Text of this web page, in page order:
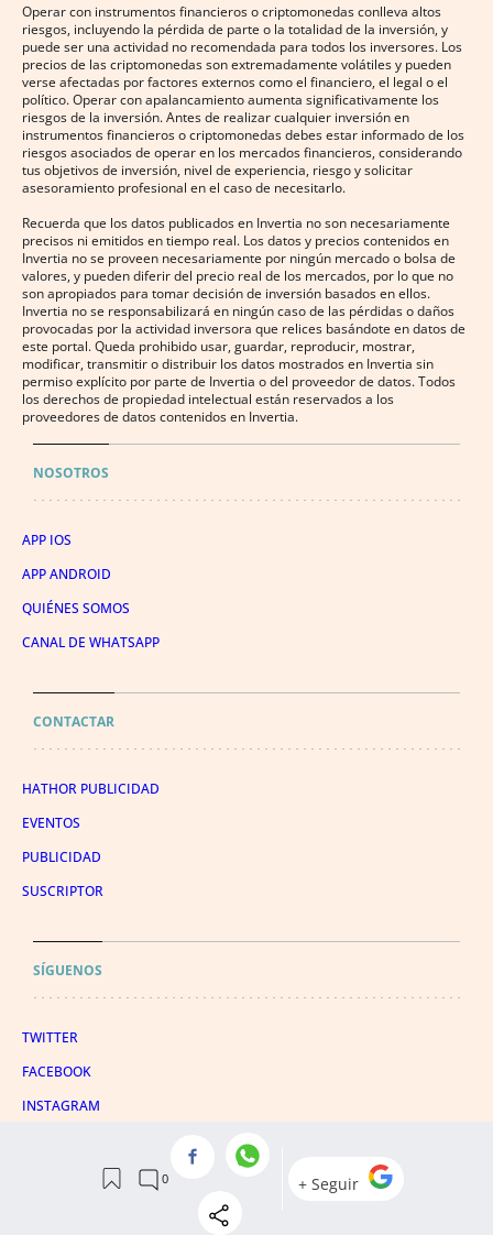
Operar con instrumentos financieros o criptomonedas conlleva altos
riesgos, incluyendo la pérdida de parte o la totalidad de la inversión, y
puede ser una actividad no recomendada para todos los inversores. Los
precios de las criptomonedas son extremadamente volátiles y pueden
verse afectadas por factores externos como el financiero, el legal o el
político. Operar con apalancamiento aumenta significativamente los
riesgos de la inversión. Antes de realizar cualquier inversión en
instrumentos financieros o criptomonedas debes estar informado de los
riesgos asociados de operar en los mercados financieros, considerando
tus objetivos de inversión, nivel de experiencia, riesgo y solicitar
asesoramiento profesional en el caso de necesitarlo.
Recuerda que los datos publicados en Invertia no son necesariamente
precisos ni emitidos en tiempo real. Los datos y precios contenidos en
Invertia no se proveen necesariamente por ningún mercado o bolsa de
valores, y pueden diferir del precio real de los mercados, por lo que no
son apropiados para tomar decisión de inversión basados en ellos.
Invertia no se responsabilizará en ningún caso de las pérdidas o daños
provocadas por la actividad inversora que relices basándote en datos de
este portal. Queda prohibido usar, guardar, reproducir, mostrar,
modificar, transmitir o distribuir los datos mostrados en Invertia sin
permiso explícito por parte de Invertia o del proveedor de datos. Todos
los derechos de propiedad intelectual están reservados a los
proveedores de datos contenidos en Invertia.
NOSOTROS
APP IOS
APP ANDROID
QUIÉNES SOMOS
CANAL DE WHATSAPP
CONTACTAR
HATHOR PUBLICIDAD
EVENTOS
PUBLICIDAD
SUSCRIPTOR
SÍGUENOS
TWITTER
FACEBOOK
INSTAGRAM